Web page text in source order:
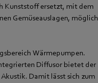
Kunststoff ersetzt, mit dem
Gemüseauslagen, möglich
Wärmepumpen.
Diffusor bietet der
Damit lässt sich zum